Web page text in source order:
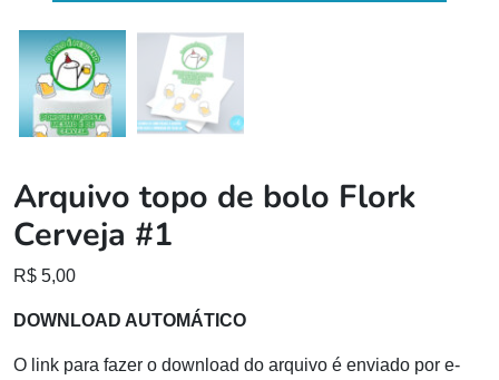
Arquivo topo de bolo Flork
Cerveja #1
R$ 5,00
DOWNLOAD AUTOMÁTICO
O link para fazer o download do arquivo é enviado por e-